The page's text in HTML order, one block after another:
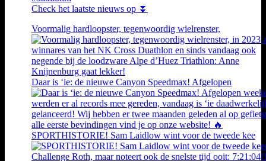
Check het laatste nieuws op ⏬
Voormalig hardloopster, tegenwoordig wielrenster,
Daar is ‘ie: de nieuwe Canyon Speedmax! Afgelopen
SPORTHISTORIE! Sam Laidlow wint voor de tweede kee